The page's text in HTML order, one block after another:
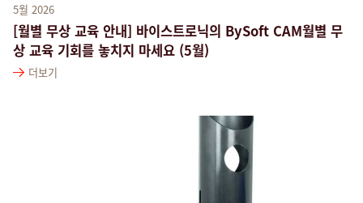
5월 2026
[월별 무상 교육 안내] 바이스트로닉의 BySoft CAM월별 무
상 교육 기회를 놓치지 마세요 (5월)
더보기